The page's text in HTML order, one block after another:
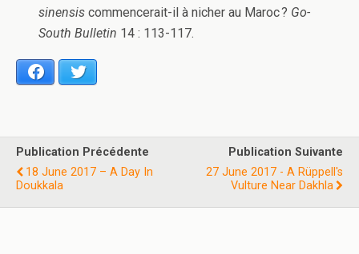
sinensis commencerait-il à nicher au Maroc ? Go-
South Bulletin 14 : 113-117.
Facebook
Publication Précédente
18 June 2017 – A Day In
Doukkala
Publication Suivante
27 June 2017 - A Rüppell's
Vulture Near Dakhla